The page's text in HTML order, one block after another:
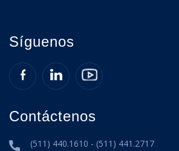
Síguenos
Contáctenos
(511) 440.1610 - (511) 441.2717